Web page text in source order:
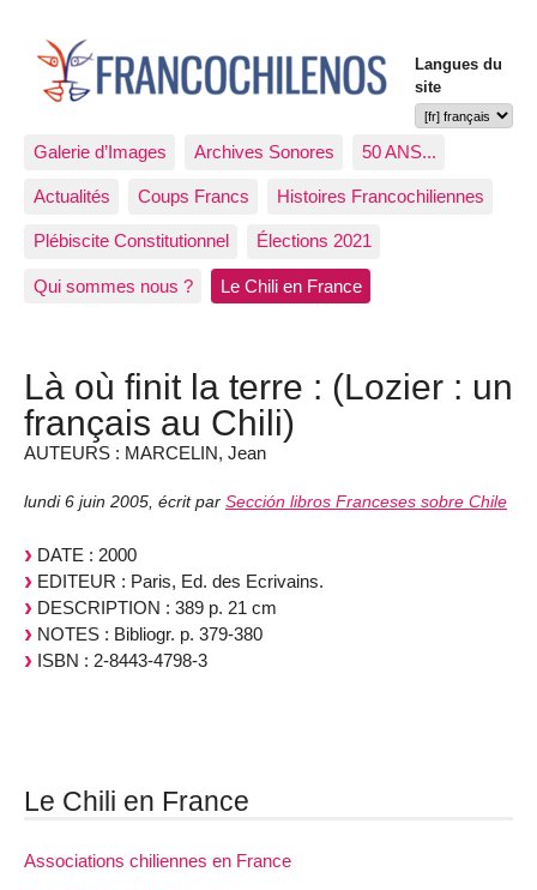
Langues du
site
Galerie d’Images Archives Sonores 50 ANS...
Actualités Coups Francs Histoires Francochiliennes
Plébiscite Constitutionnel Élections 2021
Qui sommes nous ? Le Chili en France
Là où finit la terre : (Lozier : un
français au Chili)
AUTEURS : MARCELIN, Jean
lundi 6 juin 2005, écrit par Sección libros Franceses sobre Chile
DATE : 2000
EDITEUR : Paris, Ed. des Ecrivains.
DESCRIPTION : 389 p. 21 cm
NOTES : Bibliogr. p. 379-380
ISBN : 2-8443-4798-3
Le Chili en France
Associations chiliennes en France